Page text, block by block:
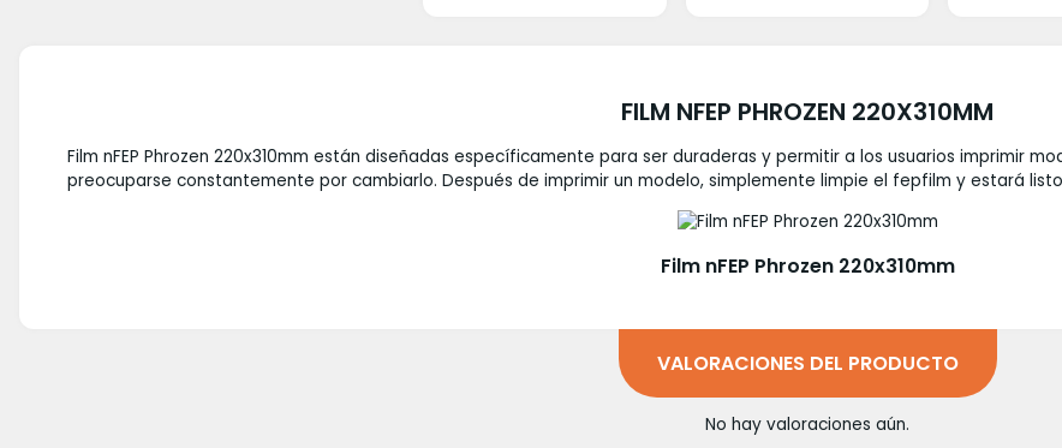
FILM NFEP PHROZEN 220X310MM
Film nFEP Phrozen 220x310mm están diseñadas específicamente para ser duraderas y permitir a los usuarios imprimir
preocuparse constantemente por cambiarlo. Después de imprimir un modelo, simplemente limpie el fepfilm y estará
Film nFEP Phrozen 220x310mm
VALORACIONES DEL PRODUCTO
No hay valoraciones aún.